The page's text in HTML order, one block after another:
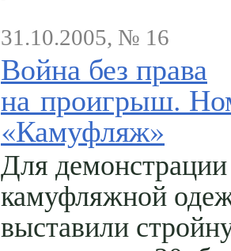
31.10.2005, № 16
Война без права
на проигрыш.
«Камуфляж»
Для демонстрации
камуфляжной
выставили